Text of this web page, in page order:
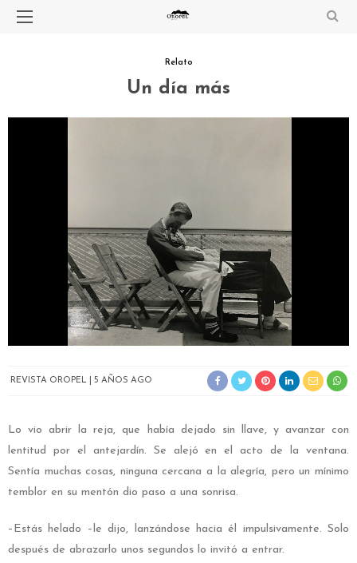
Relato
Un día más
REVISTA OROPEL 5 AÑOS AGO
Lo vio abrir la reja, que había dejado sin llave, y avanzar con
lentitud por el antejardín. Se alejó en el acto de la ventana.
Sentía muchas cosas, ninguna cercana a la alegría, pero un mínimo
temblor en su mentón dio paso a una sonrisa.
–Estás helado –le dijo, lanzándose hacia él impulsivamente. Solo
después de abrazarlo unos segundos lo invitó a entrar.